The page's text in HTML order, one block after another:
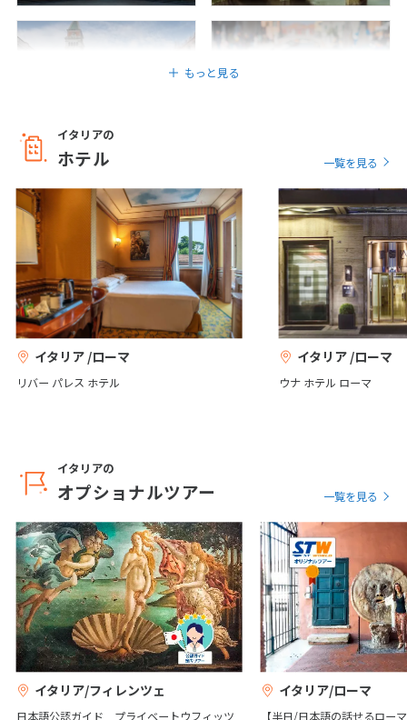
2
3 4 6 7
8
10 11 12 13 14
15
19
30
31
2028年 月
1 2 4
5
7 8 9 11
12
13
14 15 16 18
19
20
21 22 23 25
26
27
28
5
6 7 8
11
12
13 14 15 17
18
19
20 21 22 24
26
27 28 29 31
2028年4月 4月未定
1
2
3 4 5 7
8
ヴェローナ パルマ
モデナ ドロミテ
オルヴィエート
チヴィタ・ディ・バニョレ
ージョ
ペルージャ
アッシジ タオルミナ
リアルト橋 ドゥオーモ
ポンペイ 青の洞窟
もっと見る
イタリアの
ホテル 一覧を見る
イタリア /ローマ
リバー パレス ホテル
イタリア /ローマ
ウナ ホテル ローマ
イタリアの
オプショナルツアー 一覧を見る
イタリア/フィレンツェ
日本語公認ガイド プライベートウフィッツ
イタリア/ローマ
【半日/日本語の話せるロー